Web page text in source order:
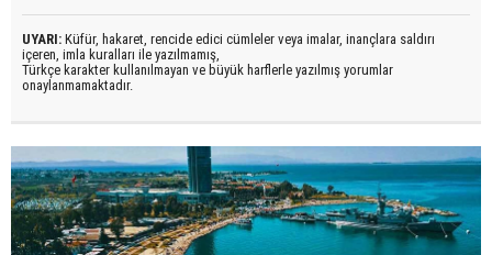
UYARI: Küfür, hakaret, rencide edici cümleler veya imalar, inançlara saldırı
içeren, imla kuralları ile yazılmamış,
Türkçe karakter kullanılmayan ve büyük harflerle yazılmış yorumlar
onaylanmamaktadır.